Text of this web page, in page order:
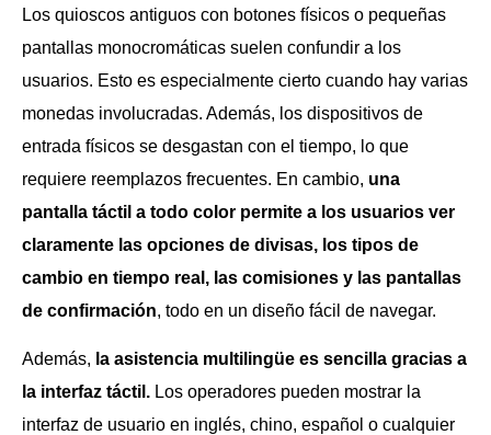
Los quioscos antiguos con botones físicos o pequeñas
pantallas monocromáticas suelen confundir a los
usuarios. Esto es especialmente cierto cuando hay varias
monedas involucradas. Además, los dispositivos de
entrada físicos se desgastan con el tiempo, lo que
requiere reemplazos frecuentes. En cambio, una
pantalla táctil a todo color permite a los usuarios ver
claramente las opciones de divisas, los tipos de
cambio en tiempo real, las comisiones y las pantallas
de confirmación, todo en un diseño fácil de navegar.
Además, la asistencia multilingüe es sencilla gracias a
la interfaz táctil. Los operadores pueden mostrar la
interfaz de usuario en inglés, chino, español o cualquier